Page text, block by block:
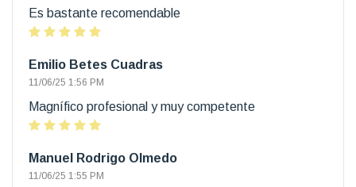
Es bastante recomendable
Emilio Betes Cuadras
11/06/25 1:56 PM
Magnífico profesional y muy competente
Manuel Rodrigo Olmedo
11/06/25 1:55 PM